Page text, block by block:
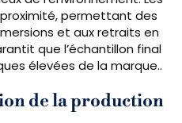
permettant des
et aux retraits en
que l’échantillon final
élevées de la marque..
de la production